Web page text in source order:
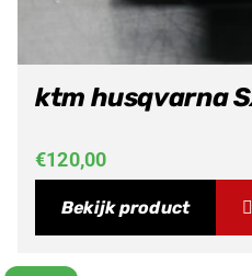
ktm husqvarna
€120,00
Bekijk product